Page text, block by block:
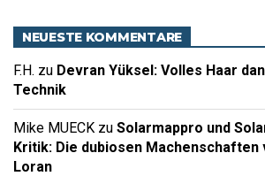
NEUESTE KOMMENTARE
F.H. zu Devran Yüksel: Volles Haar
Technik
Mike MUECK zu Solarmappro und
Kritik: Die dubiosen Machenschaften
Loran